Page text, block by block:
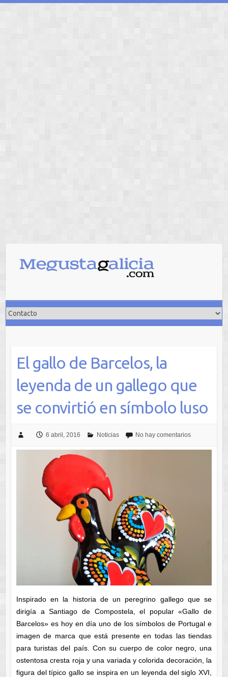
contenido
El gallo de Barcelos, la
leyenda de un gallego que
se convirtió en símbolo luso
6 abril, 2016 Noticias No hay comentarios
Inspirado en la historia de un peregrino gallego que se
dirigía a Santiago de Compostela, el popular «Gallo de
Barcelos» es hoy en día uno de los símbolos de Portugal e
imagen de marca que está presente en todas las tiendas
para turistas del país. Con su cuerpo de color negro, una
ostentosa cresta roja y una variada y colorida decoración, la
figura del típico gallo se inspira en un leyenda del siglo XVI,